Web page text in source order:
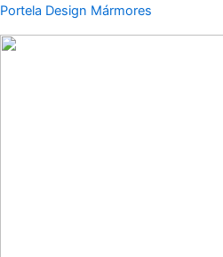
Portela Design Mármores
Menu
Menu Instagram